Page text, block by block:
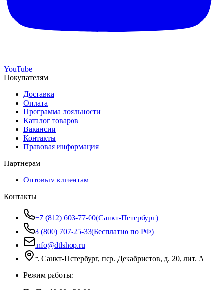
YouTube
Покупателям
Доставка
Оплата
Программа лояльности
Каталог товаров
Вакансии
Контакты
Правовая информация
Партнерам
Оптовым клиентам
Контакты
+7 (812) 603-77-00(Санкт-Петербург)
8 (800) 707-25-33(Бесплатно по РФ)
info@dtlshop.ru
г. Санкт-Петербург, пер. Декабристов, д. 20, лит. А
Режим работы: